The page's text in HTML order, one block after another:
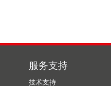
服务支持
技术支持